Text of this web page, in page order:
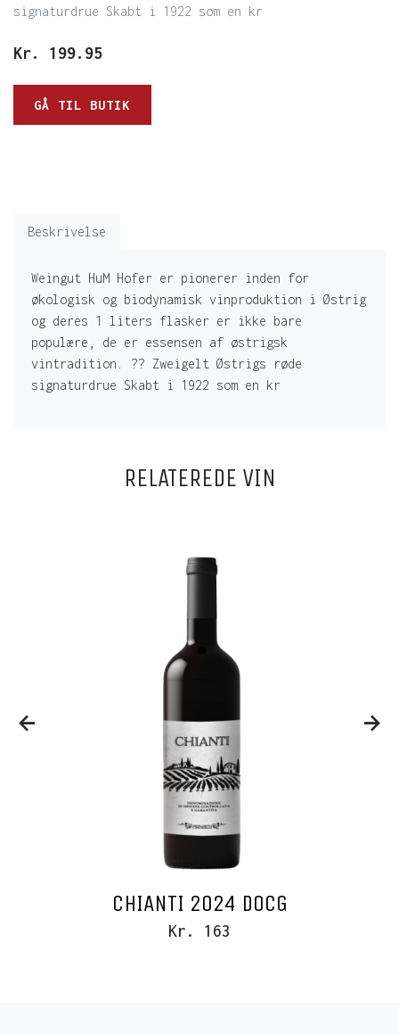
signaturdrue Skabt i 1922 som en kr
Kr. 199.95
GÅ TIL BUTIK
Beskrivelse
Weingut HuM Hofer er pionerer inden for
økologisk og biodynamisk vinproduktion i Østrig
og deres 1 liters flasker er ikke bare
populære, de er essensen af østrigsk
vintradition. ?? Zweigelt Østrigs røde
signaturdrue Skabt i 1922 som en kr
RELATEREDE VIN
CHIANTI 2024 DOCG
Kr. 163